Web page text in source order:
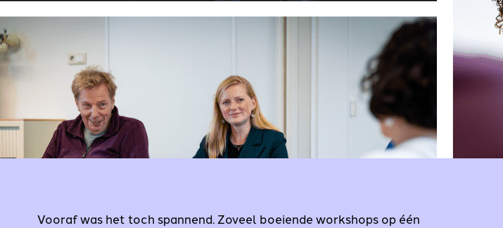
Vooraf was het toch spannend. Zoveel boeiende workshops op één